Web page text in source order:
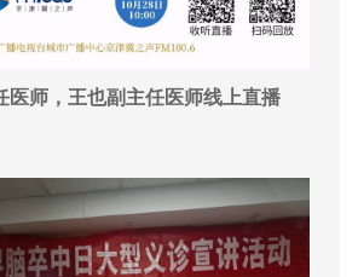
医师，王也副主任医师线上直播